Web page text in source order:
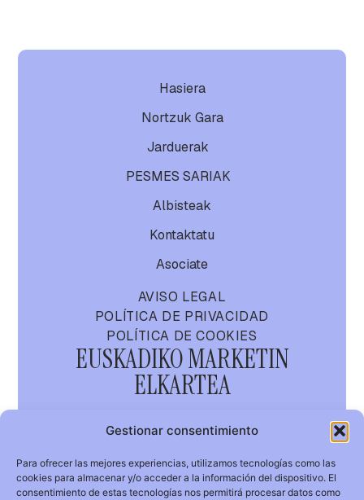
Gestionar consentimiento
Para ofrecer las mejores experiencias, utilizamos tecnologías como las
cookies para almacenar y/o acceder a la información del dispositivo. El
consentimiento de estas tecnologías nos permitirá procesar datos como
Hasiera
Nortzuk Gara
Jarduerak
PESMES SARIAK
Albisteak
Kontaktatu
Asociate
AVISO LEGAL
POLÍTICA DE PRIVACIDAD
POLÍTICA DE COOKIES
EUSKADIKO MARKETIN
ELKARTEA
AMA
GURE MARKETIN